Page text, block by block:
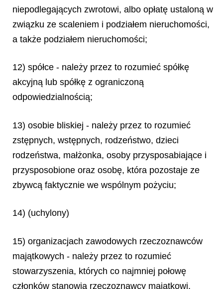
niepodlegających zwrotowi, albo opłatę ustaloną w
związku ze scaleniem i podziałem nieruchomości,
a także podziałem nieruchomości;
12) spółce - należy przez to rozumieć spółkę
akcyjną lub spółkę z ograniczoną
odpowiedzialnością;
13) osobie bliskiej - należy przez to rozumieć
zstępnych, wstępnych, rodzeństwo, dzieci
rodzeństwa, małżonka, osoby przysposabiające i
przysposobione oraz osobę, która pozostaje ze
zbywcą faktycznie we wspólnym pożyciu;
14) (uchylony)
15) organizacjach zawodowych rzeczoznawców
majątkowych - należy przez to rozumieć
stowarzyszenia, których co najmniej połowę
członków stanowią rzeczoznawcy majątkowi,